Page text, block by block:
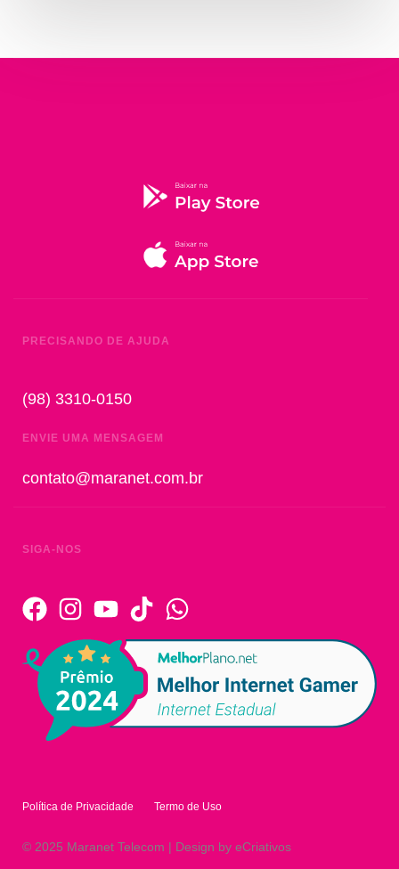
PRECISANDO DE AJUDA
(98) 3310-0150
ENVIE UMA MENSAGEM
contato@maranet.com.br
SIGA-NOS
Política de Privacidade Termo de Uso
© 2025 Maranet Telecom | Design by eCriativos